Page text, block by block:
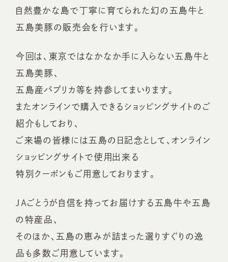
自然豊かな島で丁寧に育てられた幻の五島牛と
五島美豚の販売会を行います。
今回は、東京ではなかなか手に入らない五島牛と
五島美豚、
五島産パプリカ等を持参してまいります。
またオンラインで購入できるショッピングサイトのご
紹介もしており、
ご来場の皆様には五島の日記念として、オンライン
ショッピングサイトで使用出来る
特別クーポンもご用意しております。
JAごとうが自信を持ってお届けする五島牛や五島
の特産品、
そのほか、五島の恵みが詰まった選りすぐりの逸
品も多数ご用意しています。